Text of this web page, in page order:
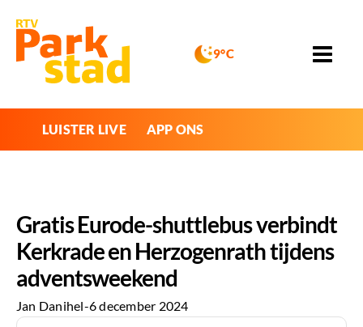
9°C
LUISTER LIVE APP ONS
Gratis Eurode-shuttlebus verbindt
Kerkrade en Herzogenrath tijdens
adventsweekend
Jan Danihel-6 december 2024